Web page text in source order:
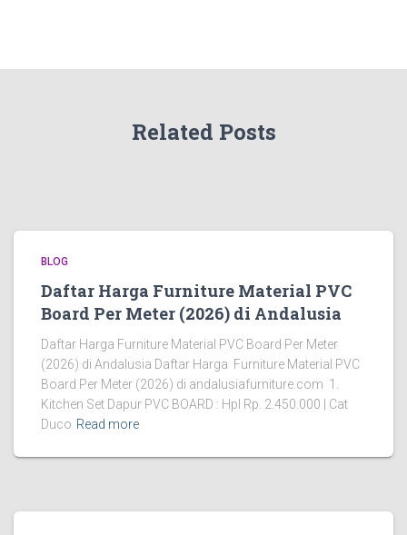
Related Posts
BLOG
Daftar Harga Furniture Material PVC
Board Per Meter (2026) di Andalusia
Daftar Harga Furniture Material PVC Board Per Meter
(2026) di Andalusia Daftar Harga Furniture Material PVC
Board Per Meter (2026) di andalusiafurniture.com 1.
Kitchen Set Dapur PVC BOARD : Hpl Rp. 2.450.000 | Cat
Duco Read more